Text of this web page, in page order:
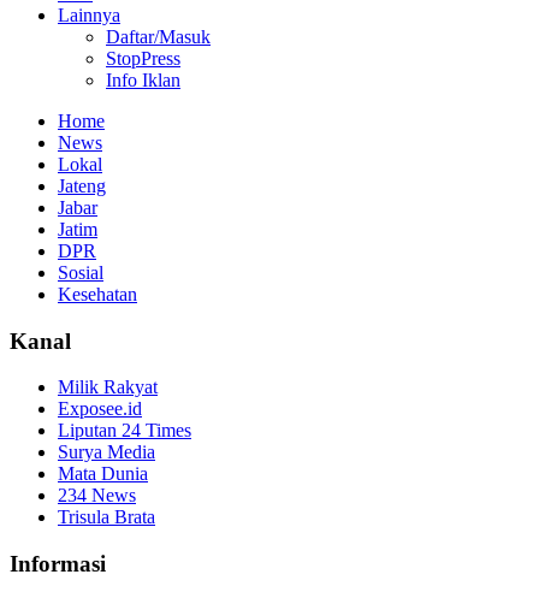
Lainnya
Daftar/Masuk
StopPress
Info Iklan
Home
News
Lokal
Jateng
Jabar
Jatim
DPR
Sosial
Kesehatan
Kanal
Milik Rakyat
Exposee.id
Liputan 24 Times
Surya Media
Mata Dunia
234 News
Trisula Brata
Informasi